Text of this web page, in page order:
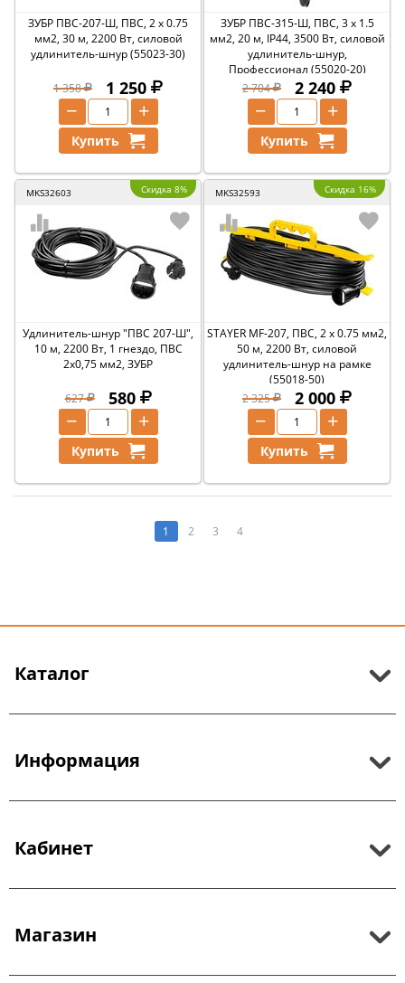
ЗУБР ПВС-207-Ш, ПВС, 2 x 0.75
мм2, 30 м, 2200 Вт, силовой
удлинитель-шнур (55023-30)
1 358 1 250
+
−
Купить
ЗУБР ПВС-315-Ш, ПВС, 3 х 1.5
мм2, 20 м, IP44, 3500 Вт, силовой
удлинитель-шнур,
Профессионал (55020-20)
2 704
2 240
+
−
Купить
MKS32603 Скидка 8%
Удлинитель-шнур ″ПВС 207-Ш″,
10 м, 2200 Вт, 1 гнездо, ПВС
2х0,75 мм2, ЗУБР
627 580
+
−
Купить
MKS32593 Скидка 16%
STAYER MF-207, ПВС, 2 x 0.75 мм2,
50 м, 2200 Вт, силовой
удлинитель-шнур на рамке
(55018-50)
2 325
2 000
+
−
Купить
1 2 3 4
Каталог
Информация
Кабинет
Магазин